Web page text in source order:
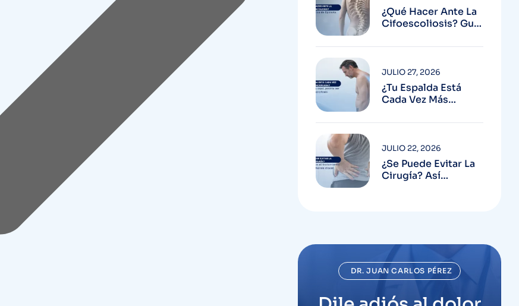
¿Qué Hacer Ante La
Cifoescoliosis? Guía
¿Tu Espalda Está
Cada Vez Más
Más Aquí, Podría Ser
JULIO 27, 2026
¿Se Puede Evitar La
Cirugía? Así
JULIO 22, 2026
DR. JUAN CARLOS PÉREZ